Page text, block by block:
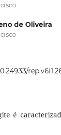
de Oliveira
é